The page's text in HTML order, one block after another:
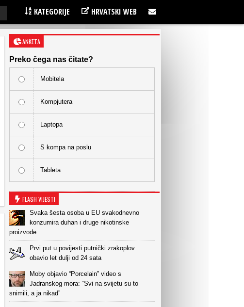
KATEGORIJE HRVATSKI WEB
ANKETA
Preko čega nas čitate?
Mobitela
Kompjutera
Laptopa
S kompa na poslu
Tableta
FLASH VIJESTI
Svaka šesta osoba u EU svakodnevno
konzumira duhan i druge nikotinske
proizvode
Prvi put u povijesti putnički zrakoplov
obavio let dulji od 24 sata
Moby objavio “Porcelain” video s
Jadranskog mora: “Svi na svijetu su to
snimili, a ja nikad”